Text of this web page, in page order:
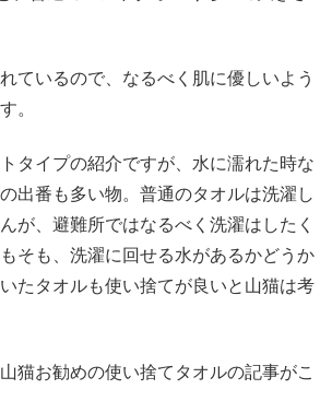
ているので、なるべく肌に優しいよう
。
タイプの紹介ですが、水に濡れた時な
出番も多い物。普通のタオルは洗濯し
が、避難所ではなるべく洗濯はしたく
そも、洗濯に回せる水があるかどうか
たタオルも使い捨てが良いと山猫は考
猫お勧めの使い捨てタオルの記事がこ